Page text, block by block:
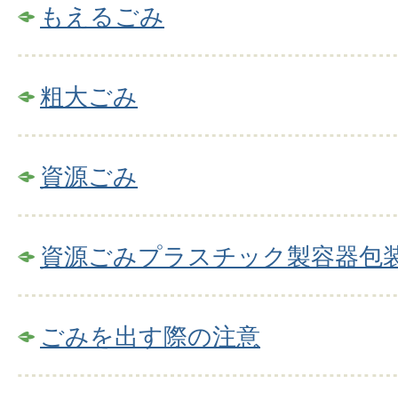
もえるごみ
粗大ごみ
資源ごみ
資源ごみプラスチック製容器包
ごみを出す際の注意